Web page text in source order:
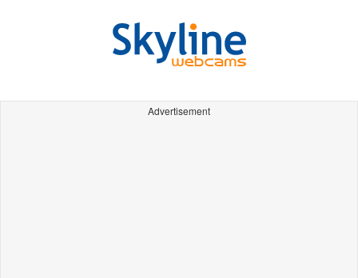
Advertisement